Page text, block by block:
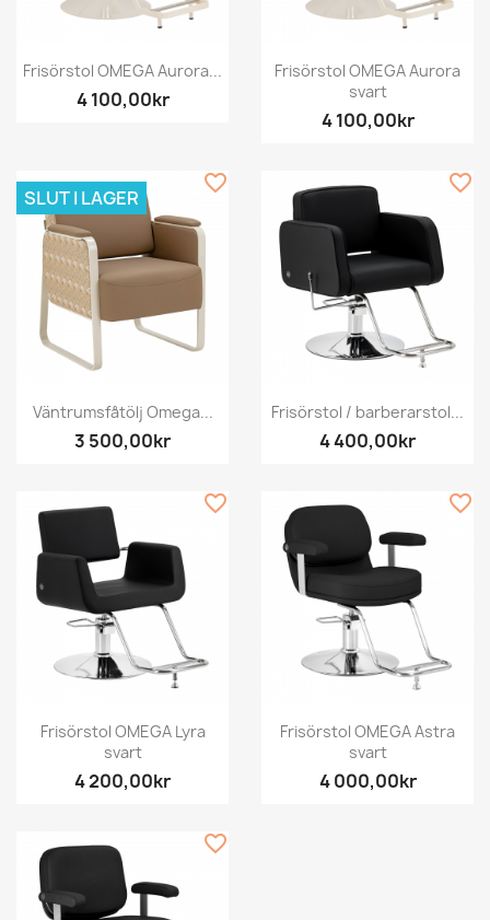
Frisörstol OMEGA Aurora...
4 100,00kr
Frisörstol OMEGA Aurora
svart
4 100,00kr
Väntrumsfåtölj Omega...
3 500,00kr
SLUT I LAGER
favorite_border
Frisörstol / barberarstol...
4 400,00kr
favorite_border
Frisörstol OMEGA Lyra
svart
4 200,00kr
favorite_border
Frisörstol OMEGA Astra
svart
4 000,00kr
favorite_border
favorite_border